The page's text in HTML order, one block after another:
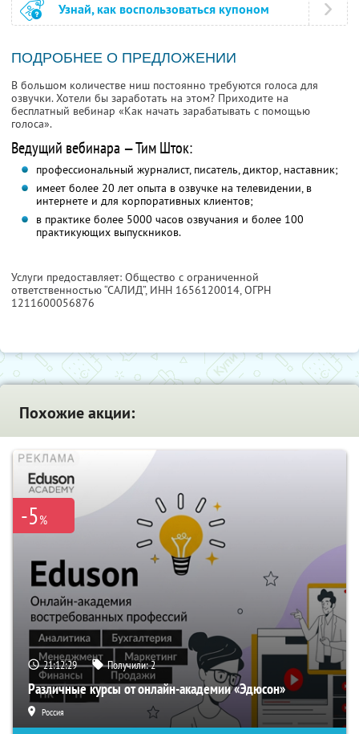
Узнай, как воспользоваться купоном
ПОДРОБНЕЕ О ПРЕДЛОЖЕНИИ
В большом количестве ниш постоянно требуются голоса для
озвучки. Хотели бы заработать на этом? Приходите на
бесплатный вебинар «Как начать зарабатывать с помощью
голоса».
Ведущий вебинара — Тим Шток:
профессиональный журналист, писатель, диктор, наставник;
имеет более 20 лет опыта в озвучке на телевидении, в
интернете и для корпоративных клиентов;
в практике более 5000 часов озвучания и более 100
практикующих выпускников.
Услуги предоставляет: Общество с ограниченной
ответственностью “САЛИД”, ИНН 1656120014, ОГРН
1211600056876
Похожие акции:
-5%
21:12:28 Получили:2
Различные курсы от онлайн-академии «Эдюсон»
Россия